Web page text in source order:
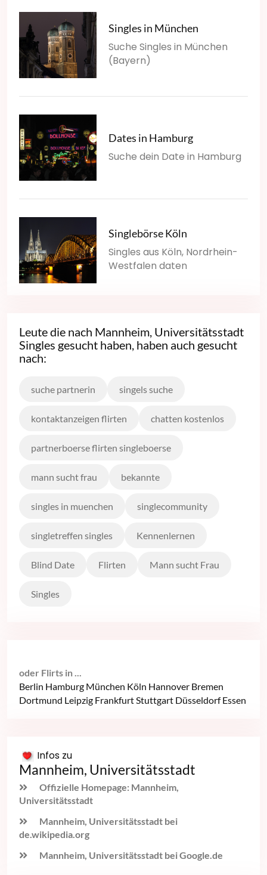
Singles in München
Suche Singles in München
(Bayern)
Dates in Hamburg
Suche dein Date in Hamburg
Singlebörse Köln
Singles aus Köln, Nordrhein-
Westfalen daten
Leute die nach Mannheim, Universitätsstadt
Singles gesucht haben, haben auch gesucht
nach:
suche partnerin singels suche
kontaktanzeigen flirten chatten kostenlos
partnerboerse flirten singleboerse
mann sucht frau bekannte
singles in muenchen singlecommunity
singletreffen singles Kennenlernen
Blind Date Flirten Mann sucht Frau
Singles
oder Flirts in ...
Berlin Hamburg München Köln Hannover Bremen
Dortmund Leipzig FrankfurtStuttgart Düsseldorf Essen
Infos zu
Mannheim, Universitätsstadt
Offizielle Homepage: Mannheim,
Universitätsstadt
Mannheim, Universitätsstadt bei
de.wikipedia.org
Mannheim, Universitätsstadt bei Google.de